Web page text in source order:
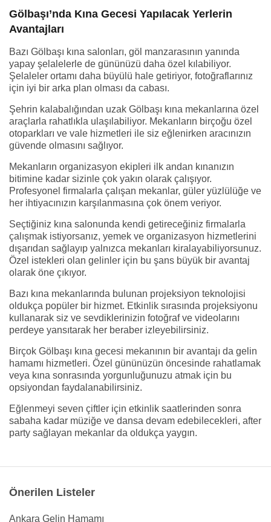
Gölbaşı’nda Kına Gecesi Yapılacak Yerlerin
Avantajları
Bazı Gölbaşı kına salonları, göl manzarasının yanında
yapay şelalelerle de gününüzü daha özel kılabiliyor.
Şelaleler ortamı daha büyülü hale getiriyor, fotoğraflarınız
için iyi bir arka plan olması da cabası.
Şehrin kalabalığından uzak Gölbaşı kına mekanlarına özel
araçlarla rahatlıkla ulaşılabiliyor. Mekanların birçoğu özel
otoparkları ve vale hizmetleri ile siz eğlenirken aracınızın
güvende olmasını sağlıyor.
Mekanların organizasyon ekipleri ilk andan kınanızın
bitimine kadar sizinle çok yakın olarak çalışıyor.
Profesyonel firmalarla çalışan mekanlar, güler yüzlülüğe ve
her ihtiyacınızın karşılanmasına çok önem veriyor.
Seçtiğiniz kına salonunda kendi getireceğiniz firmalarla
çalışmak istiyorsanız, yemek ve organizasyon hizmetlerini
dışarıdan sağlayıp yalnızca mekanları kiralayabiliyorsunuz.
Özel istekleri olan gelinler için bu şans büyük bir avantaj
olarak öne çıkıyor.
Bazı kına mekanlarında bulunan projeksiyon teknolojisi
oldukça popüler bir hizmet. Etkinlik sırasında projeksiyonu
kullanarak siz ve sevdiklerinizin fotoğraf ve videolarını
perdeye yansıtarak her beraber izleyebilirsiniz.
Birçok Gölbaşı kına gecesi mekanının bir avantajı da gelin
hamamı hizmetleri. Özel gününüzün öncesinde rahatlamak
veya kına sonrasında yorgunluğunuzu atmak için bu
opsiyondan faydalanabilirsiniz.
Eğlenmeyi seven çiftler için etkinlik saatlerinden sonra
sabaha kadar müziğe ve dansa devam edebilecekleri, after
party sağlayan mekanlar da oldukça yaygın.
Önerilen Listeler
Ankara Gelin Hamamı